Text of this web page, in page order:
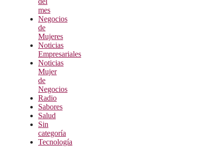
mes
Negocios
de
Mujeres
Noticias
Empresariales
Noticias
Mujer
de
Negocios
Radio
Sabores
Salud
Sin
categoría
Tecnología